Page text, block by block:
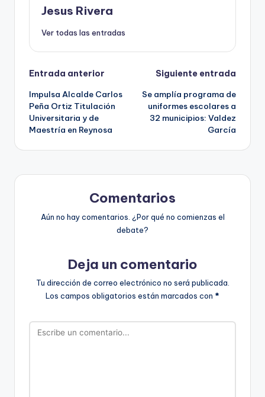
Jesus Rivera
Ver todas las entradas
Navegación
de
entradas
Entrada anterior
Impulsa Alcalde Carlos
Peña Ortiz Titulación
Universitaria y de
Maestría en Reynosa
Siguiente entrada
Se amplía programa de
uniformes escolares a
32 municipios: Valdez
García
Comentarios
Aún no hay comentarios. ¿Por qué no comienzas el
debate?
Deja un comentario
Tu dirección de correo electrónico no será publicada.
Los campos obligatorios están marcados con *